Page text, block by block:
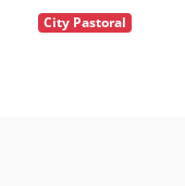
City Pastoral